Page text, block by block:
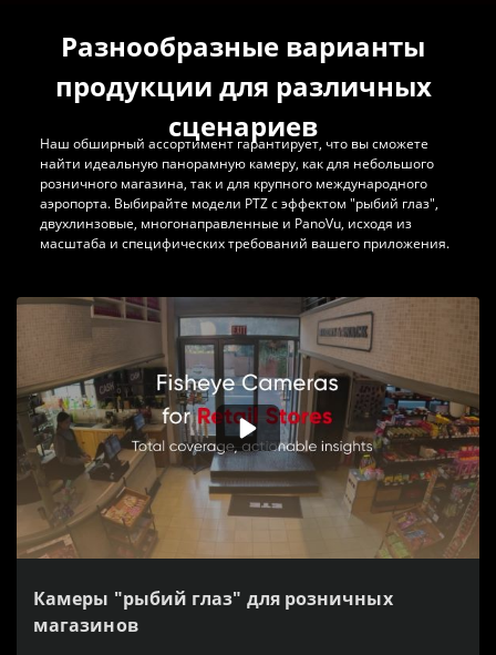
Разнообразные варианты
продукции для различных
сценариев
Наш обширный ассортимент гарантирует, что вы сможете
найти идеальную панорамную камеру, как для небольшого
розничного магазина, так и для крупного международного
аэропорта. Выбирайте модели PTZ с эффектом "рыбий глаз",
двухлинзовые, многонаправленные и PanoVu, исходя из
масштаба и специфических требований вашего приложения.
Камеры "рыбий глаз" для розничных
магазинов